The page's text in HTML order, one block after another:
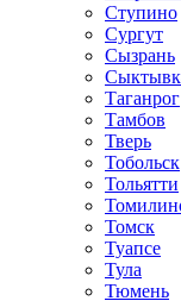
Ступино
Сургут
Сызрань
Таганрог
Тамбов
Тверь
Тобольск
Тольятти
Томск
Туапсе
Тула
Тюмень